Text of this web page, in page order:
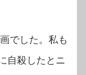
でした。私も
自殺したとニ